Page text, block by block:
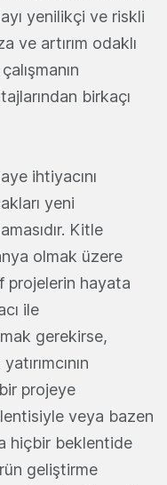
yenilikçi ve riskli
ve artırım odaklı
birkaçı
ihtiyacını
yeni
Kitle
olmak üzere
projelerin hayata
ile
gerekirse,
projeye
veya bazen
hiçbir beklentide
geliştirme